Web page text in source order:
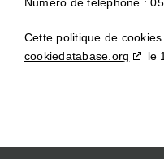
Cette politique de
cookiedatabase.org
le